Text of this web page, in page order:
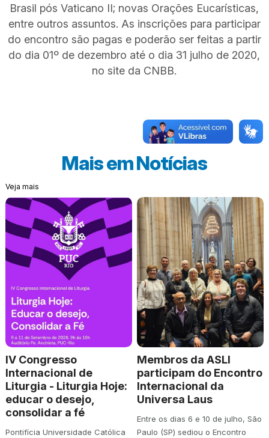
Brasil pós Vaticano II; novas Orações Eucarísticas,
entre outros assuntos. As inscrições para participar
do encontro são pagas e poderão ser feitas a partir
do dia 01º de dezembro até o dia 31 julho de 2020,
no site da CNBB.
Mais emNotícias
Veja mais
IV Congresso
Internacional de
Liturgia - Liturgia Hoje:
educar o desejo,
consolidar a fé
Pontifícia Universidade Católica
Membros da ASLI
participam do Encontro
Internacional da
Universa Laus
Entre os dias 6 e 10 de julho, São
Paulo (SP) sediou o Encontro